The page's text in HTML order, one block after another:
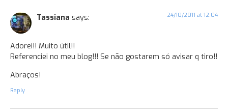
Tassiana says: 24/10/2011 at 12:04
Adorei!! Muito útil!!
Referenciei no meu blog!!! Se não gostarem só avisar q tiro!!
Abraços!
Reply